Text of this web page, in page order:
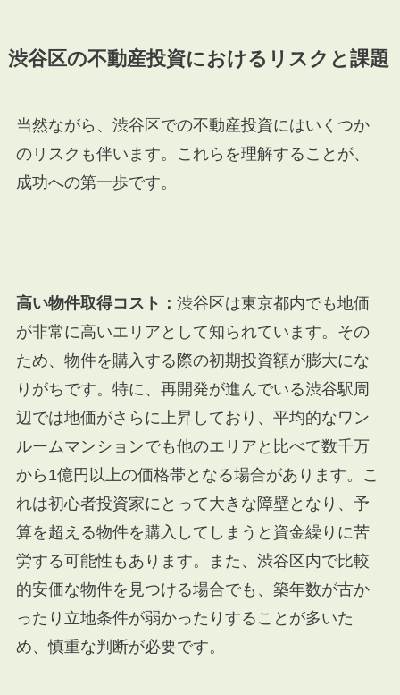
渋谷区の不動産投資におけるリスクと課題
当然ながら、渋谷区での不動産投資にはいくつか
のリスクも伴います。これらを理解することが、
成功への第一歩です。
高い物件取得コスト： 渋谷区は東京都内でも地価
が非常に高いエリアとして知られています。その
ため、物件を購入する際の初期投資額が膨大にな
りがちです。特に、再開発が進んでいる渋谷駅周
辺では地価がさらに上昇しており、平均的なワン
ルームマンションでも他のエリアと比べて数千万
から1億円以上の価格帯となる場合があります。こ
れは初心者投資家にとって大きな障壁となり、予
算を超える物件を購入してしまうと資金繰りに苦
労する可能性もあります。また、渋谷区内で比較
的安価な物件を見つける場合でも、築年数が古か
ったり立地条件が弱かったりすることが多いた
め、慎重な判断が必要です。